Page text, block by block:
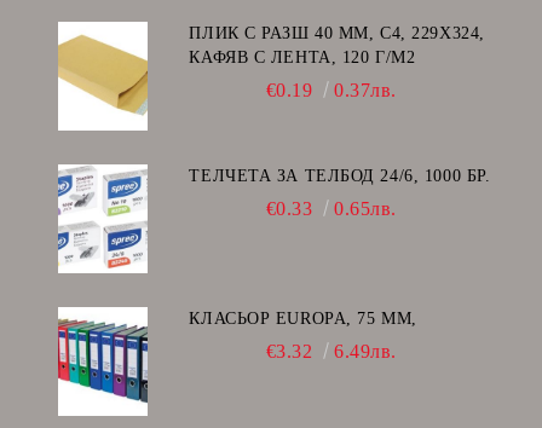
ПЛИК С РАЗШ 40 MM, C4, 229Х324,
КАФЯВ С ЛЕНТА, 120 Г/М2
€0.19 0.37лв.
ТЕЛЧЕТА ЗА ТЕЛБОД 24/6, 1000 БР.
€0.33 0.65лв.
КЛАСЬОР EUROPA, 75 ММ,
€3.32 6.49лв.